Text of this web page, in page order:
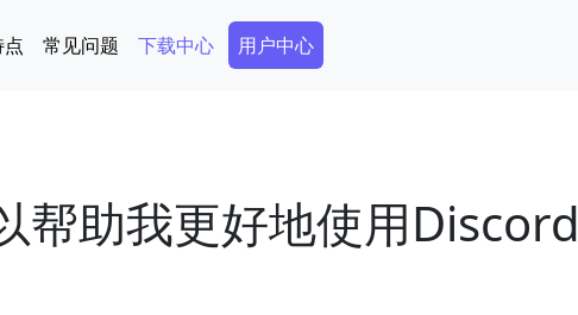
常见问题 下载中心 Secondary Menu
用户中心
帮助我更好地使用Discord